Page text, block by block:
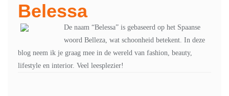
Belessa
De naam “Belessa” is gebaseerd op het Spaanse
woord Belleza, wat schoonheid betekent. In deze
blog neem ik je graag mee in de wereld van fashion, beauty,
lifestyle en interior. Veel leesplezier!